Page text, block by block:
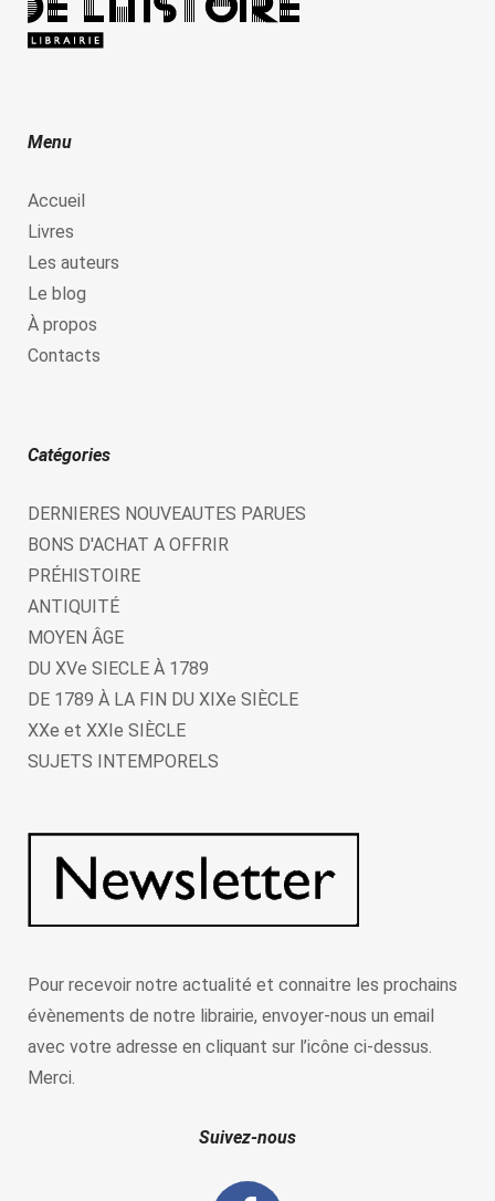
Menu
Accueil
Livres
Les auteurs
Le blog
À propos
Contacts
Catégories
DERNIERES NOUVEAUTES PARUES
BONS D'ACHAT A OFFRIR
PRÉHISTOIRE
ANTIQUITÉ
MOYEN ÂGE
DU XVe SIECLE À 1789
DE 1789 À LA FIN DU XIXe SIÈCLE
XXe et XXIe SIÈCLE
SUJETS INTEMPORELS
Pour recevoir notre actualité et connaitre les prochains
évènements de notre librairie, envoyer-nous un email
avec votre adresse en cliquant sur l’icône ci-dessus.
Merci.
Suivez-nous